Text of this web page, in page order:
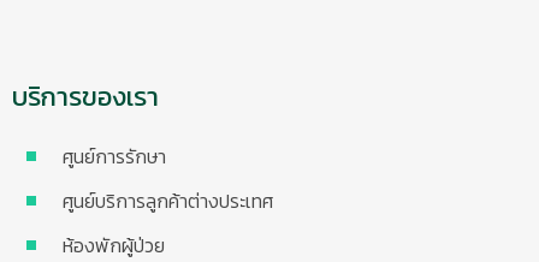
บริการของเรา
ศูนย์การรักษา
ศูนย์บริการลูกค้าต่างประเทศ
ห้องพักผู้ป่วย